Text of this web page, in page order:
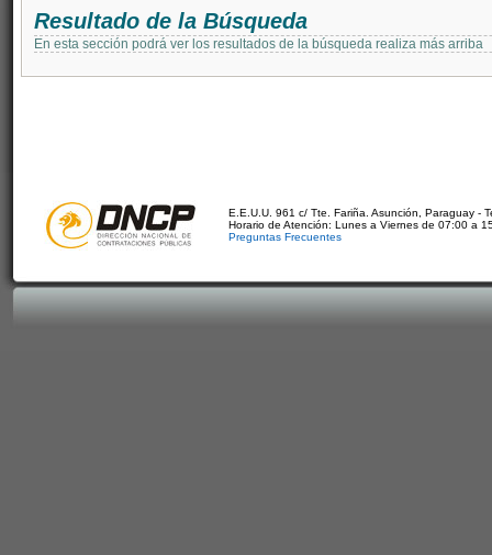
Resultado de la Búsqueda
En esta sección podrá ver los resultados de la búsqueda realiza más arriba
E.E.U.U. 961 c/ Tte. Fariña. Asunción, Paraguay -
Horario de Atención: Lunes a Viernes de 07:00 a
Preguntas Frecuentes